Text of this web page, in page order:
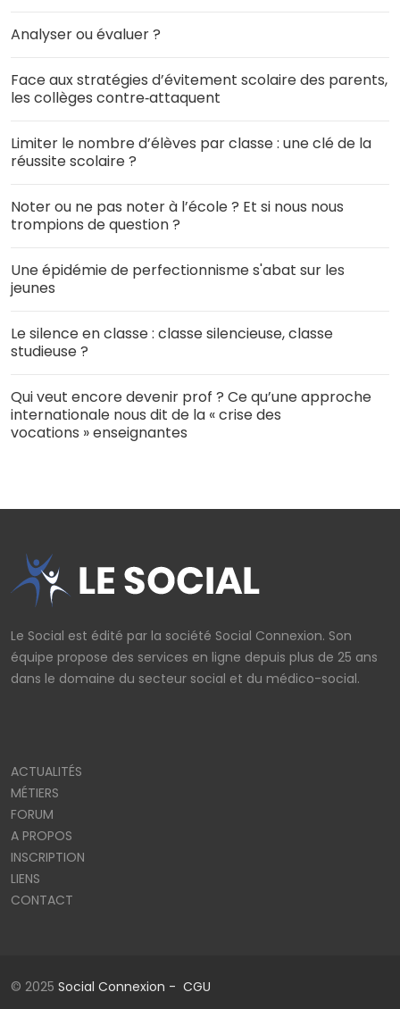
Analyser ou évaluer ?
Face aux stratégies d’évitement scolaire des parents,
les collèges contre‑attaquent
Limiter le nombre d’élèves par classe : une clé de la
réussite scolaire ?
Noter ou ne pas noter à l’école ? Et si nous nous
trompions de question ?
Une épidémie de perfectionnisme s'abat sur les
jeunes
Le silence en classe : classe silencieuse, classe
studieuse ?
Qui veut encore devenir prof ? Ce qu’une approche
internationale nous dit de la « crise des
vocations » enseignantes
Le Social est édité par la société Social Connexion. Son
équipe propose des services en ligne depuis plus de 25 ans
dans le domaine du secteur social et du médico-social.
ACTUALITÉS
MÉTIERS
FORUM
A PROPOS
INSCRIPTION
LIENS
CONTACT
© 2025 Social Connexion - CGU